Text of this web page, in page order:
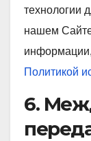
технологии
нашем
Политикой
6.